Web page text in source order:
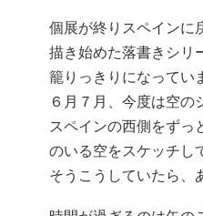
個展が終りスペインに
描き始めた落書きシリ
籠りっきりになってい
６月７月、今度は空の
スペインの西側をずっ
のいる空をスケッチし
そうこうしていたら、